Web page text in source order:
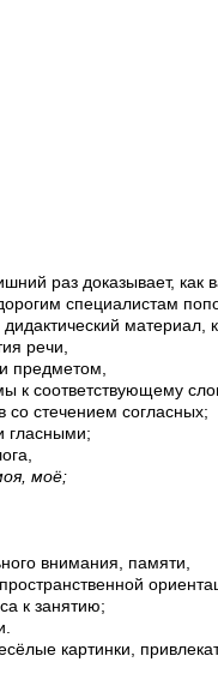
раз доказывает,
специалистам
речи,
предметом,
к соответствующему
со стечением согласных;
гласными;
моё;
внимания, памяти,
к занятию;
картинки,